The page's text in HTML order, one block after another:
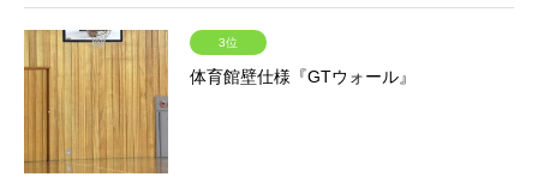
3位
体育館壁仕様『GTウォール』